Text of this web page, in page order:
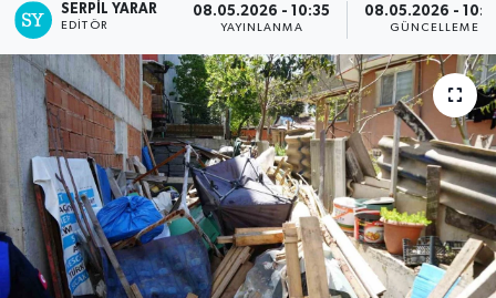
SERPİL YARAR
EDITÖR
08.05.2026 - 10:35
YAYINLANMA
08.05.2026 -
GÜNCELLEME